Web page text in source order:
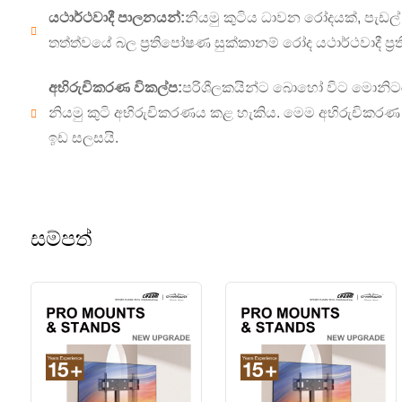
යථාර්ථවාදී පාලනයන්:නියමු කුටිය ධාවන රෝදයක්,
තත්ත්වයේ බල ප්‍රතිපෝෂණ සුක්කානම් රෝද යථාර්ථවාදී
අභිරුචිකරණ විකල්ප:පරිශීලකයින්ට බොහෝ විට මොනිටර
නියමු කුටි අභිරුචිකරණය කළ හැකිය. මෙම අභිරුචිකරණ
ඉඩ සලසයි.
සම්පත්